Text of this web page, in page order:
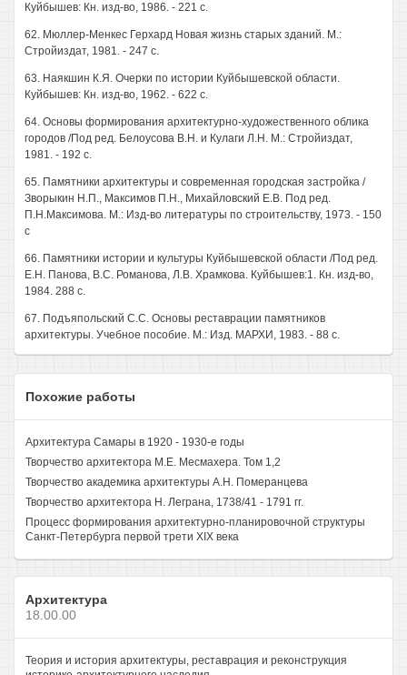
Куйбышев: Кн. изд-во, 1986. - 221 с.
62. Мюллер-Менкес Герхард Новая жизнь старых зданий. М.:
Стройиздат, 1981. - 247 с.
63. Наякшин К.Я. Очерки по истории Куйбышевской области.
Куйбышев: Кн. изд-во, 1962. - 622 с.
64. Основы формирования архитектурно-художественного облика
городов /Под ред. Белоусова В.Н. и Кулаги Л.Н. М.: Стройиздат,
1981. - 192 с.
65. Памятники архитектуры и современная городская застройка /
Зворыкин Н.П., Максимов П.Н., Михайловский Е.В. Под ред.
П.Н.Максимова. М.: Изд-во литературы по строительству, 1973. - 150
с
66. Памятники истории и культуры Куйбышевской области /Под ред.
E.H. Панова, B.C. Романова, Л.В. Храмкова. Куйбышев:1. Кн. изд-во,
1984. 288 с.
67. Подъяпольский С.С. Основы реставрации памятников
архитектуры. Учебное пособие. М.: Изд. МАРХИ, 1983. - 88 с.
Похожие работы
Архитектура Самары в 1920 - 1930-е годы
Творчество архитектора М.Е. Месмахера. Том 1,2
Творчество академика архитектуры А.Н. Померанцева
Творчество архитектора Н. Леграна, 1738/41 - 1791 гг.
Процесс формирования архитектурно-планировочной структуры
Санкт-Петербурга первой трети XIX века
Архитектура
18.00.00
Теория и история архитектуры, реставрация и реконструкция